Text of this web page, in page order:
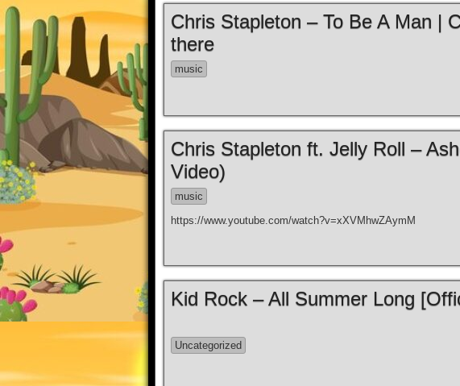
Chris Stapleton – To Be A Man |
there
music
Chris Stapleton ft. Jelly Roll –
Video)
music
https://www.youtube.com/watch?v=xXVMhwZAymM
Kid Rock – All Summer Long
Uncategorized